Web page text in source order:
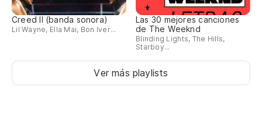
Creed II (banda sonora)
Lil Wayne, Ella Mai, Bon Iver...
Las 30 mejores canciones
de The Weeknd
Blinding Lights, The Hills,
Starboy...
Ver más playlists